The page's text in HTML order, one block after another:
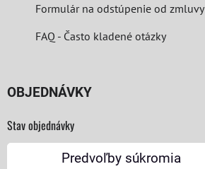
Formulár na odstúpenie od zmluvy
FAQ - Často kladené otázky
OBJEDNÁVKY
Stav objednávky
Predvoľby súkromia